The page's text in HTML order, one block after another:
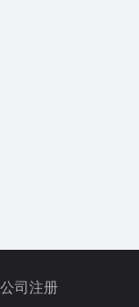
公司注册